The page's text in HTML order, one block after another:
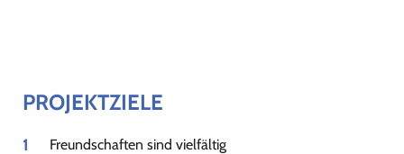
PROJEKTZIELE
Freundschaften sind vielfältig